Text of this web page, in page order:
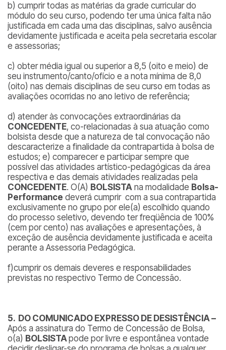
b) cumprir todas as matérias da grade curricular do
módulo do seu curso, podendo ter uma única falta não
justificada em cada uma das disciplinas, salvo ausência
devidamente justificada e aceita pela secretaria escolar
e assessorias;
c) obter média igual ou superior a 8,5 (oito e meio) de
seu instrumento/canto/ofício e a nota mínima de 8,0
(oito) nas demais disciplinas de seu curso em todas as
avaliações ocorridas no ano letivo de referência;
d) atender às convocações extraordinárias da
CONCEDENTE, co-relacionadas à sua atuação como
bolsista desde que a natureza de tal convocação não
descaracterize a finalidade da contrapartida à bolsa de
estudos; e) comparecer e participar sempre que
possível das atividades artístico-pedagógicas da área
respectiva e das demais atividades realizadas pela
CONCEDENTE. O(A) BOLSISTA na modalidade Bolsa-
Performance deverá cumprir com a sua contrapartida
exclusivamente no grupo por ele(a) escolhido quando
do processo seletivo, devendo ter freqüência de 100%
(cem por cento) nas avaliações e apresentações, à
exceção de ausência devidamente justificada e aceita
perante a Assessoria Pedagógica.
f)cumprir os demais deveres e responsabilidades
previstas no respectivo Termo de Concessão.
5. DO COMUNICADO EXPRESSO DE DESISTÊNCIA –
Após a assinatura do Termo de Concessão de Bolsa,
o(a) BOLSISTApode por livre e espontânea vontade